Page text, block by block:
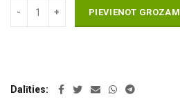
PIEVIENOT GROZAM
Dalīties